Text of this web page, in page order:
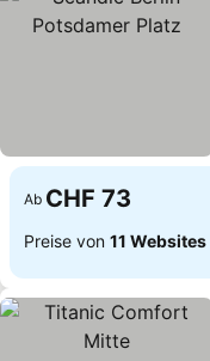
Ab CHF 73
Preise von 11 Websites